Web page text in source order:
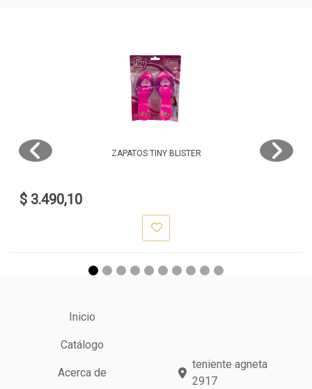
ZAPATOS TINY BLISTER
$ 3.490,10
Inicio
Catálogo
Acerca de
teniente agneta
2917